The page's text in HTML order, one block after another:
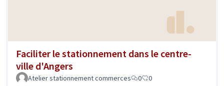
Faciliter le stationnement dans le centre-
ville d'Angers
Atelier stationnement commerces 0 0